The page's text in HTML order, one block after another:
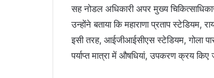
सह नोडल अधिकारी अपर मुख्य
उन्होंने बताया कि महाराणा प्रताप
इसी तरह, आईजीआईसीएस स्टेडियम, गोला पार
पर्याप्त मात्रा में औषधियां, उपकरण क्रय किए